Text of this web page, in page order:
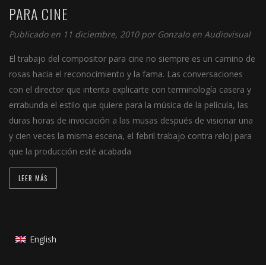
PARA CINE
Publicado en 11 diciembre, 2010 por Gonzalo en Audiovisual
El trabajo del compositor para cine no siempre es un camino de
rosas hacia el reconocimiento y la fama. Las conversaciones
con el director que intenta explicarte con terminología casera y
errabunda el estilo que quiere para la música de la película, las
duras horas de invocación a las musas después de visionar una
y cien veces la misma escena, el febril trabajo contra reloj para
que la producción esté acabada
LEER MÁS
English